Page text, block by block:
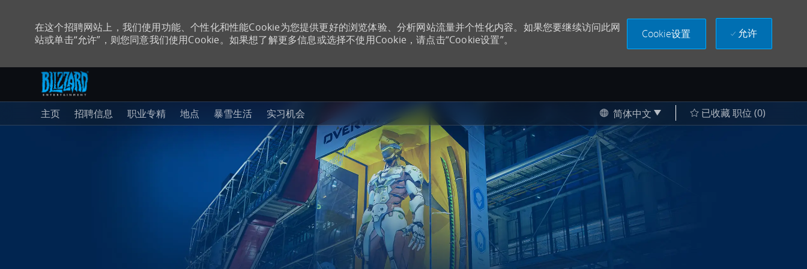
在这个招聘网站上，我们使用功能、个性化和性能Cookie为您提供更好的浏览体验、分析网站流量并个性化内容。如果您要继续访问此网
站或单击“允许”，则您同意我们使用Cookie。如果想了解更多信息或选择不使用Cookie，请点击“Cookie设置”。
Cookie设置 允许
跳至主内容
主页 招聘信息 职业专精 地点 暴雪生活 实习机会 Language selected
Chinese
简体中文 已收藏 职位 (0)